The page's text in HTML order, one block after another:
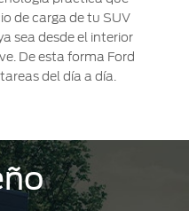
de carga de tu SUV
sea desde el interior
De esta forma Ford
del día a día.